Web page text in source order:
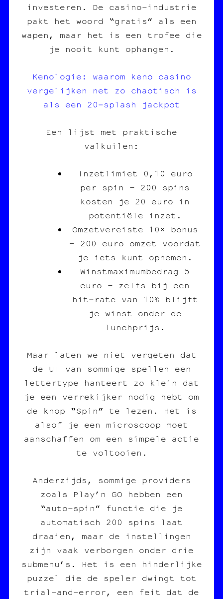
investeren. De casino‑industrie
pakt het woord “gratis” als een
wapen, maar het is een trofee die
je nooit kunt ophangen.
Kenologie: waarom keno casino
vergelijken net zo chaotisch is
als een 20‑splash jackpot
Een lijst met praktische
valkuilen:
Inzetlimiet 0,10 euro
per spin – 200 spins
kosten je 20 euro in
potentiële inzet.
Omzetvereiste 10× bonus
– 200 euro omzet voordat
je iets kunt opnemen.
Winstmaximumbedrag 5
euro – zelfs bij een
hit‑rate van 10% blijft
je winst onder de
lunchprijs.
Maar laten we niet vergeten dat
de UI van sommige spellen een
lettertype hanteert zo klein dat
je een verrekijker nodig hebt om
de knop “Spin” te lezen. Het is
alsof je een microscoop moet
aanschaffen om een simpele actie
te voltooien.
Anderzijds, sommige providers
zoals Play’n GO hebben een
“auto‑spin” functie die je
automatisch 200 spins laat
draaien, maar de instellingen
zijn vaak verborgen onder drie
submenu’s. Het is een hinderlijke
puzzel die de speler dwingt tot
trial‑and‑error, een feit dat de